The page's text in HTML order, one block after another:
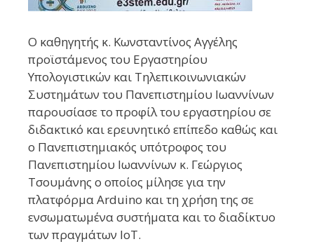
Ο καθηγητής κ. Κωνσταντίνος Αγγέλης
προϊστάμενος του Εργαστηρίου
Υπολογιστικών και Τηλεπικοινωνιακών
Συστημάτων του Πανεπιστημίου Ιωαννίνων
παρουσίασε το προφίλ του εργαστηρίου σε
διδακτικό και ερευνητικό επίπεδο καθώς και
ο Πανεπιστημιακός υπότροφος του
Πανεπιστημίου Ιωαννίνων κ. Γεώργιος
Τσουμάνης ο οποίος μίλησε για την
πλατφόρμα Arduino και τη χρήση της σε
ενσωματωμένα συστήματα και τo διαδίκτυο
των πραγμάτων IoT.